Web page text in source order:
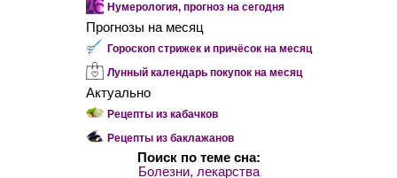
Нумерология, прогноз на сегодня
Прогнозы на месяц
Гороскоп стрижек и причёсок на месяц
Лунный календарь покупок на месяц
Актуально
Рецепты из кабачков
Рецепты из баклажанов
Поиск по теме сна:
Болезни, лекарства